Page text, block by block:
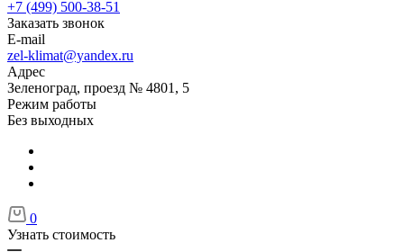
+7 (499) 500-38-51
Заказать звонок
E-mail
zel-klimat@yandex.ru
Адрес
Зеленоград, проезд № 4801, 5
Режим работы
Без выходных
0
Узнать стоимость